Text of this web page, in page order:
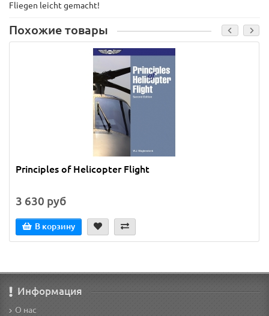
Fliegen leicht gemacht!
Похожие товары
Principles of Helicopter Flight
3 630 руб
В корзину
Информация
О нас